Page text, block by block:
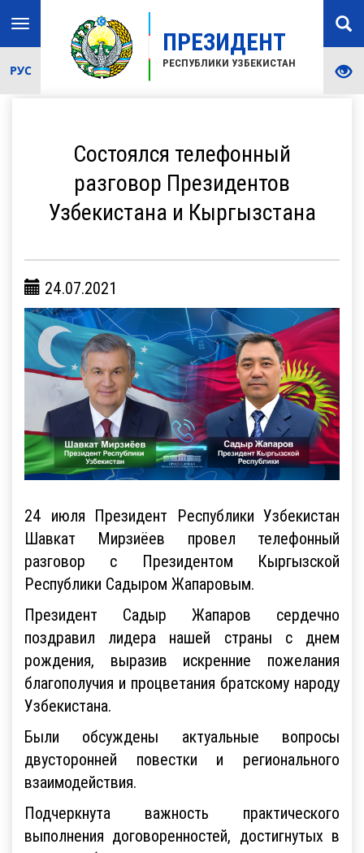
ПРЕЗИДЕНТ
РЕСПУБЛИКИ УЗБЕКИСТАН
Toggle
navigation
РУС
Состоялся телефонный
разговор Президентов
Узбекистана и Кыргызстана
24.07.2021
24 июля Президент Республики Узбекистан
Шавкат Мирзиёев провел телефонный
разговор с Президентом Кыргызской
Республики Садыром Жапаровым.
Президент Садыр Жапаров сердечно
поздравил лидера нашей страны с днем
рождения, выразив искренние пожелания
благополучия и процветания братскому народу
Узбекистана.
Были обсуждены актуальные вопросы
двусторонней повестки и регионального
взаимодействия.
Подчеркнута важность практического
выполнения договоренностей, достигнутых в